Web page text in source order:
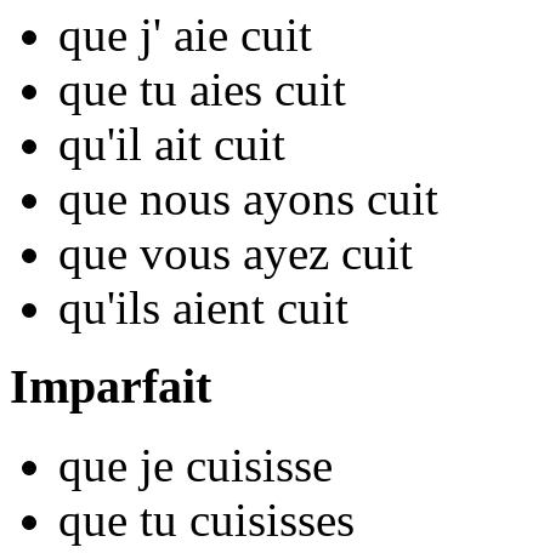
que j' aie cuit
que tu aies cuit
qu'il ait cuit
que nous ayons cuit
que vous ayez cuit
qu'ils aient cuit
Imparfait
que je cuisisse
que tu cuisisses